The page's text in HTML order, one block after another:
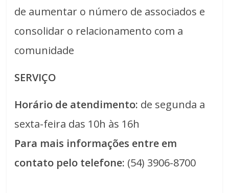
de aumentar o número de associados e
consolidar o relacionamento com a
comunidade
SERVIÇO
Horário de atendimento: de segunda a
sexta-feira das 10h às 16h
Para mais informações entre em
contato pelo telefone: (54) 3906-8700